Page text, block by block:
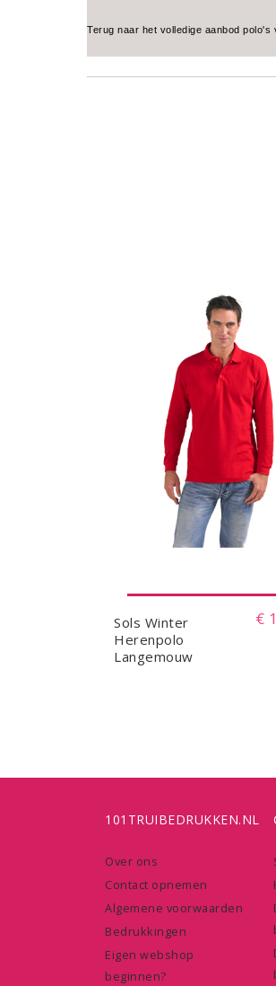
Terug naar het volledige aanbod
Sols Winter
Herenpolo
Langemouw
€
101TRUIBEDRUKKEN.NL
Over ons
Contact opnemen
Algemene voorwaarden
Bedrukkingen
Eigen webshop
beginnen?